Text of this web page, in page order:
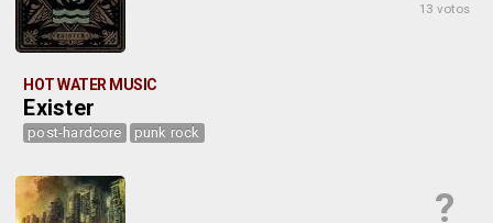
13 votos
HOT WATER MUSIC
Exister
post-hardcore punk rock
?